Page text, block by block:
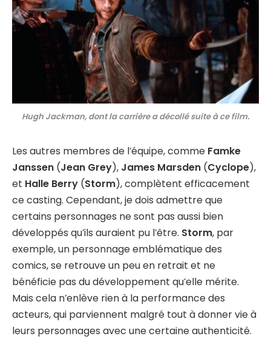
Hugh Jackman, dont la carrière a décollé suite à ce film.
Les autres membres de l’équipe, comme Famke
Janssen (Jean Grey), James Marsden (Cyclope),
et Halle Berry (Storm), complètent efficacement
ce casting. Cependant, je dois admettre que
certains personnages ne sont pas aussi bien
développés qu’ils auraient pu l’être. Storm, par
exemple, un personnage emblématique des
comics, se retrouve un peu en retrait et ne
bénéficie pas du développement qu’elle mérite.
Mais cela n’enlève rien à la performance des
acteurs, qui parviennent malgré tout à donner vie à
leurs personnages avec une certaine authenticité.